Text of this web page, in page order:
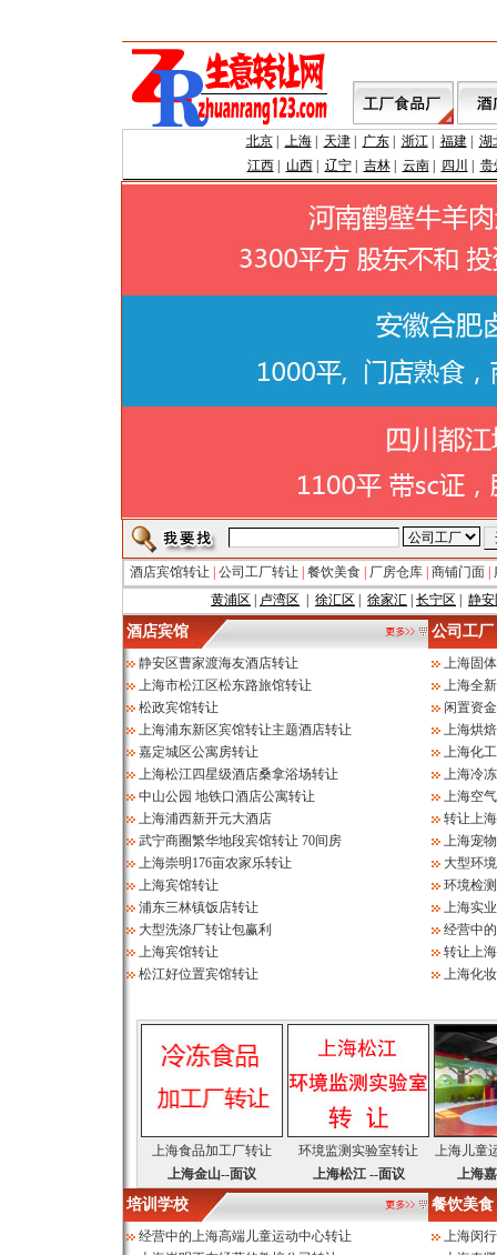
北京| 上海| 天津| 广东| 浙江| 福建| 湖
江西| 山西| 辽宁| 吉林| 云南| 四川 贵
酒店宾馆转让 公司工厂转让 餐饮美食 厂房仓库 商铺门面
黄浦区
卢湾区 徐汇区 徐家汇 长宁区 静
酒店宾馆 公司工厂
静安区曹家渡海友酒店转让
上海市松江区松东路旅馆转让
松政宾馆转让
上海浦东新区宾馆转让主题酒店转让
嘉定城区公寓房转让
上海松江四星级酒店桑拿浴场转让
中山公园 地铁口酒店公寓转让
上海浦西新开元大酒店
武宁商圈繁华地段宾馆转让 70间房
上海崇明176亩农家乐转让
上海宾馆转让
浦东三林镇饭店转让
大型洗涤厂转让包赢利
上海宾馆转让
松江好位置宾馆转让
上海固
上海全
闲置资
上海烘
上海化
上海冷
上海空
转让上
上海宠
大型环
环境检
上海实
经营中
转让上
上海化
上海食品加工厂转让 环境监测实验室转让
上海儿童
上海金山--面议
上海松江 --面议 上海
培训学校 餐饮美食
经营中的上海高端儿童运动中心转让
上海闵